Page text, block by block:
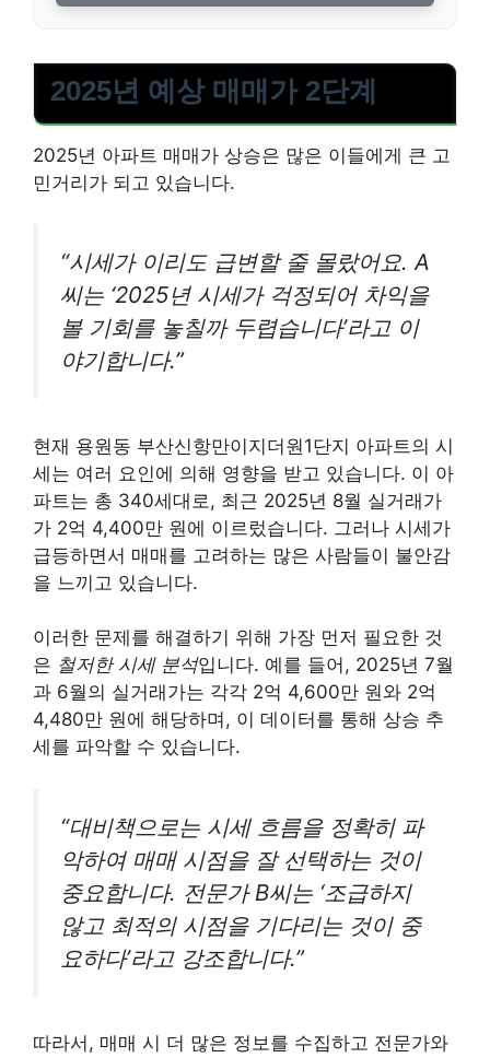
2025년 예상 매매가 2단계
2025년 아파트 매매가 상승은 많은 이들에게 큰 고
민거리가 되고 있습니다.
“시세가 이리도 급변할 줄 몰랐어요. A
씨는 ‘2025년 시세가 걱정되어 차익을
볼 기회를 놓칠까 두렵습니다’라고 이
야기합니다.”
현재 용원동 부산신항만이지더원1단지 아파트의 시
세는 여러 요인에 의해 영향을 받고 있습니다. 이 아
파트는 총 340세대로, 최근 2025년 8월 실거래가
가 2억 4,400만 원에 이르렀습니다. 그러나 시세가
급등하면서 매매를 고려하는 많은 사람들이 불안감
을 느끼고 있습니다.
이러한 문제를 해결하기 위해 가장 먼저 필요한 것
은 철저한 시세 분석입니다. 예를 들어, 2025년 7월
과 6월의 실거래가는 각각 2억 4,600만 원와 2억
4,480만 원에 해당하며, 이 데이터를 통해 상승 추
세를 파악할 수 있습니다.
“대비책으로는 시세 흐름을 정확히 파
악하여 매매 시점을 잘 선택하는 것이
중요합니다. 전문가 B씨는 ‘조급하지
않고 최적의 시점을 기다리는 것이 중
요하다’라고 강조합니다.”
따라서, 매매 시 더 많은 정보를 수집하고 전문가와